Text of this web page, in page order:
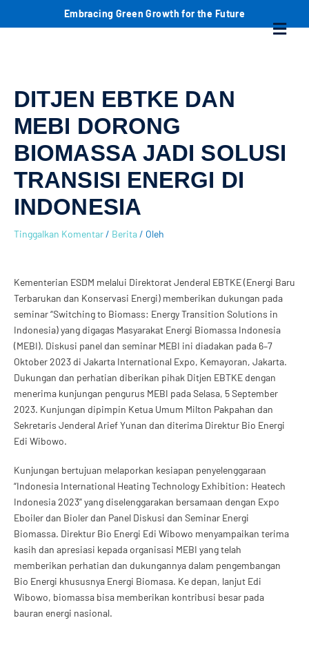
Embracing Green Growth for the Future Menu
DITJEN EBTKE DAN
MEBI DORONG
BIOMASSA JADI SOLUSI
TRANSISI ENERGI DI
INDONESIA
Tinggalkan Komentar/ Berita/ Oleh
Kementerian ESDM melalui Direktorat Jenderal EBTKE (Energi Baru
Terbarukan dan Konservasi Energi) memberikan dukungan pada
seminar “Switching to Biomass: Energy Transition Solutions in
Indonesia) yang digagas Masyarakat Energi Biomassa Indonesia
(MEBI). Diskusi panel dan seminar MEBI ini diadakan pada 6–7
Oktober 2023 di Jakarta International Expo, Kemayoran, Jakarta.
Dukungan dan perhatian diberikan pihak Ditjen EBTKE dengan
menerima kunjungan pengurus MEBI pada Selasa, 5 September
2023. Kunjungan dipimpin Ketua Umum Milton Pakpahan dan
Sekretaris Jenderal Arief Yunan dan diterima Direktur Bio Energi
Edi Wibowo.
Kunjungan bertujuan melaporkan kesiapan penyelenggaraan
“Indonesia International Heating Technology Exhibition: Heatech
Indonesia 2023” yang diselenggarakan bersamaan dengan Expo
Eboiler dan Bioler dan Panel Diskusi dan Seminar Energi
Biomassa. Direktur Bio Energi Edi Wibowo menyampaikan terima
kasih dan apresiasi kepada organisasi MEBI yang telah
memberikan perhatian dan dukungannya dalam pengembangan
Bio Energi khususnya Energi Biomasa. Ke depan, lanjut Edi
Wibowo, biomassa bisa memberikan kontribusi besar pada
bauran energi nasional.
i